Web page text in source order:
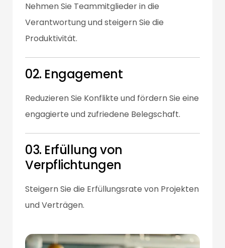
Nehmen Sie Teammitglieder in die
Verantwortung und steigern Sie die
Produktivität.
02. Engagement
Reduzieren Sie Konflikte und fördern Sie eine
engagierte und zufriedene Belegschaft.
03. Erfüllung von
Verpflichtungen
Steigern Sie die Erfüllungsrate von Projekten
und Verträgen.